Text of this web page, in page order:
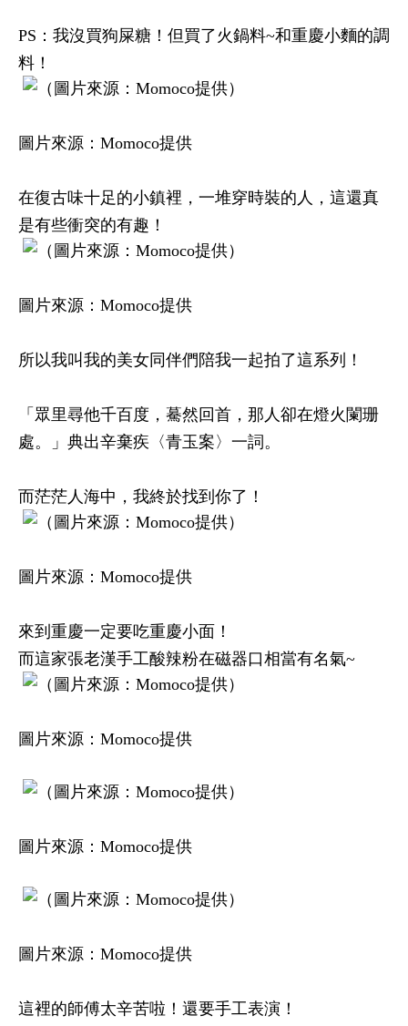
PS：我沒買狗屎糖！但買了火鍋料~和重慶小麵的調
料！
圖片來源：Momoco提供
在復古味十足的小鎮裡，一堆穿時裝的人，這還真
是有些衝突的有趣！
圖片來源：Momoco提供
所以我叫我的美女同伴們陪我一起拍了這系列！
「眾里尋他千百度，驀然回首，那人卻在燈火闌珊
處。」典出辛棄疾〈青玉案〉一詞。
而茫茫人海中，我終於找到你了！
圖片來源：Momoco提供
來到重慶一定要吃重慶小面！
而這家張老漢手工酸辣粉在磁器口相當有名氣~
圖片來源：Momoco提供
圖片來源：Momoco提供
圖片來源：Momoco提供
這裡的師傅太辛苦啦！還要手工表演！